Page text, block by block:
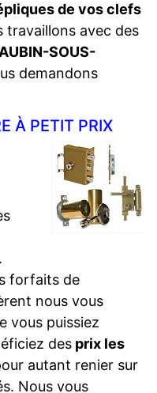
de vos clefs
travaillons avec des
SOUS-
demandons
À PETIT PRIX
.
forfaits de
nous vous
vous puissiez
des prix les
autant renier sur
Nous vous